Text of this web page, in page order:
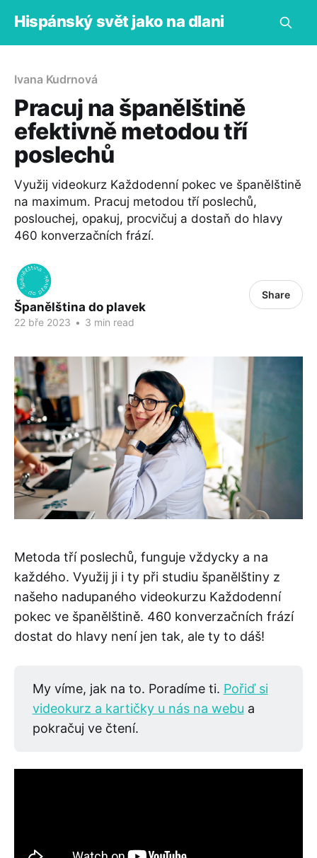
Hispánský svět jako na dlani
Ivana Kudrnová
Pracuj na španělštině
efektivně metodou tří
poslechů
Využij videokurz Každodenní pokec ve španělštině
na maximum. Pracuj metodou tří poslechů,
poslouchej, opakuj, procvičuj a dostaň do hlavy
460 konverzačních frází.
Španělština do plavek
22 bře 2023 • 3 min read
Share
Metoda tří poslechů, funguje vždycky a na
každého. Využij ji i ty při studiu španělštiny z
našeho nadupaného videokurzu Každodenní
pokec ve španělštině. 460 konverzačních frází
dostat do hlavy není jen tak, ale ty to dáš!
My víme, jak na to. Poradíme ti. Pořiď si
videokurz a kartičky u nás na webu a
pokračuj ve čtení.